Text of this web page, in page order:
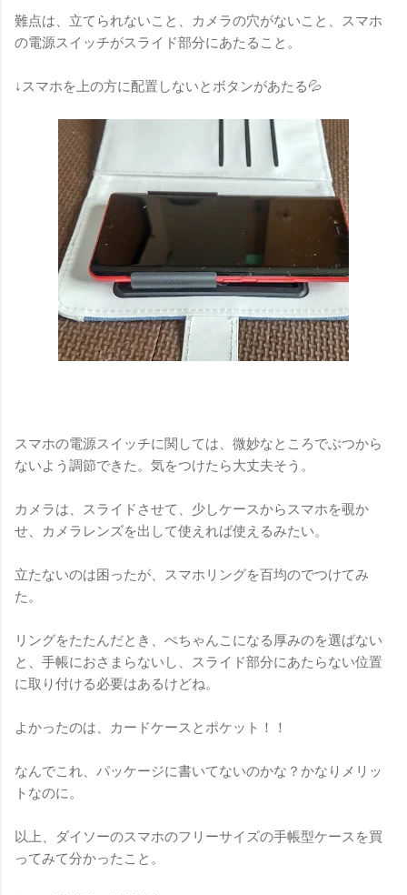
難点は、立てられないこと、カメラの穴がないこと、スマホ
の電源スイッチがスライド部分にあたること。
↓スマホを上の方に配置しないとボタンがあたる💦
スマホの電源スイッチに関しては、微妙なところでぶつから
ないよう調節できた。気をつけたら大丈夫そう。
カメラは、スライドさせて、少しケースからスマホを覗か
せ、カメラレンズを出して使えれば使えるみたい。
立たないのは困ったが、スマホリングを百均のでつけてみ
た。
リングをたたんだとき、ぺちゃんこになる厚みのを選ばない
と、手帳におさまらないし、スライド部分にあたらない位置
に取り付ける必要はあるけどね。
よかったのは、カードケースとポケット！！
なんでこれ、パッケージに書いてないのかな？かなりメリッ
トなのに。
以上、ダイソーのスマホのフリーサイズの手帳型ケースを買
ってみて分かったこと。